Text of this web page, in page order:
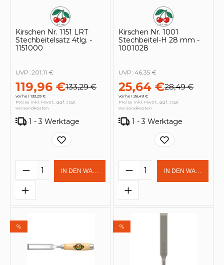
Kirschen Nr. 1151 LRT
Stechbeitelsatz 4tlg. -
1151000
119,96 €133,29 €
vorher 133,29 €
UVP: 201,11 €
Preise inkl. MwSt., ggf. zzgl.
Versandkosten
1 - 3 Werktage
Produkt Anzahl: Gib den
IN DEN WARENKORB
Kirschen Nr. 1001
Stechbeitel-H 28 mm -
1001028
25,64 €28,49 €
vorher 28,49 €
UVP: 46,35 €
Preise inkl. MwSt., ggf. zzgl.
Versandkosten
1 - 3 Werktage
Produkt Anzahl:
IN DEN
% %